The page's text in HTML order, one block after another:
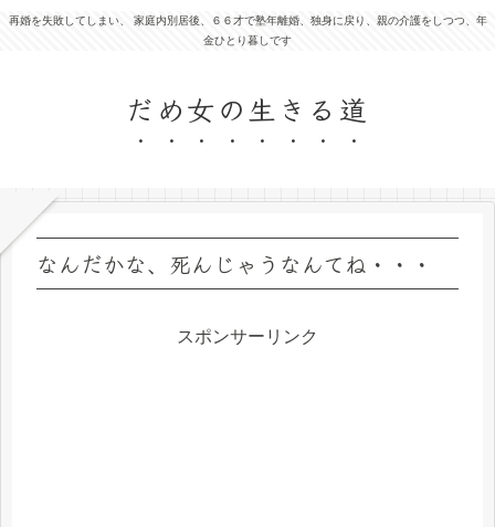
再婚を失敗してしまい、 家庭内別居後、６６才で塾年離婚、独身に戻り、親の介護をしつつ、年
金ひとり暮しです
だめ女の生きる道
なんだかな、死んじゃうなんてね・・・
スポンサーリンク